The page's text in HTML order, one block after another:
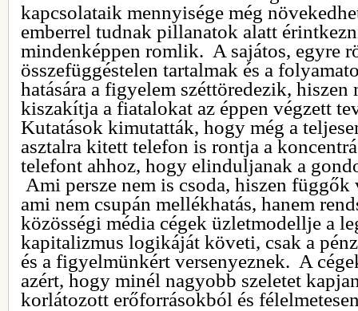
kapcsolataik mennyisége még
emberrel tudnak pillanatok alatt
mindenképpen romlik. A sajátos, egyre
összefüggéstelen tartalmak és a
hatására a figyelem széttöredezik, hiszen
kiszakítja a fiatalokat az éppen végzett
Kutatások kimutatták, hogy még a
asztalra kitett telefon is rontja a
telefont ahhoz, hogy elinduljanak a
Ami persze nem is csoda, hiszen
ami nem csupán mellékhatás, hanem
közösségi média cégek üzletmodellje a
kapitalizmus logikáját követi, csak a
és a figyelmünkért versenyeznek. A
azért, hogy minél nagyobb szeletet
korlátozott erőforrásokból és